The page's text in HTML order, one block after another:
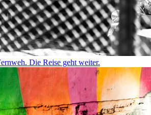
Die Reise geht weiter.